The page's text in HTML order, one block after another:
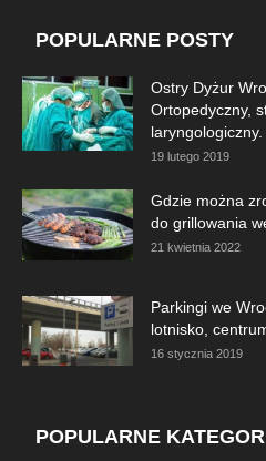
POPULARNE POSTY
Ostry Dyżur
Ortopedyczny,
laryngologiczny.
19 lutego 2019
Gdzie można
do grillowania
21 kwietnia 2022
Parkingi we
lotnisko,
16 stycznia 2019
POPULARNE